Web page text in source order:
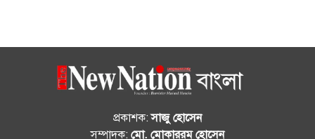
প্রকাশক:সাজু হোসেন
সম্পাদক: মো. মোকাররম হোসেন